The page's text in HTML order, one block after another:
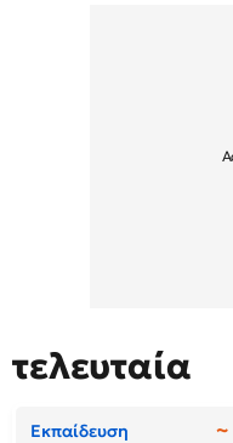
τελευταία
Εκπαίδευση